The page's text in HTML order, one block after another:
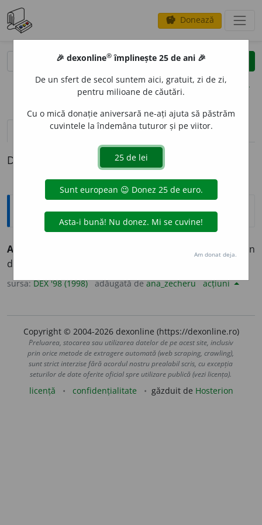
savings Donează
clear
opțiuni
definiții (1)
Definiția cu ID-ul 691:
Explicative DEX
ACTIN
Izotop al radonului, obținut prin
dezintegrarea actiniului. – Din
sursa:DEX '98 (1998) adăugată deana_zecheru acțiuni
Copyright © 2004-2026 dexonline (https://dexonline.ro)
Preluarea, stocarea sau utilizarea datelor de pe acest site, inclusiv
prin orice metode de extragere automată (web scraping, crawling),
sunt strict interzise fără acordul nostru prealabil scris, cu excepția
seturilor de date oferite oficial spre utilizare publică (vezi licența).
licență confidențialitate găzduit de Hosterion
🎉 dexonline® împlinește 25 de ani 🎉
De un sfert de secol suntem aici, gratuit, zi de zi,
pentru milioane de căutări.
Cu o mică donație aniversară ne-ați ajuta să păstrăm
cuvintele la îndemâna tuturor și pe viitor.
Am donat deja.